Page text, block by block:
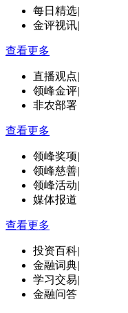
每日精选|
金评视讯|
查看更多
直播观点|
领峰金评|
非农部署
查看更多
领峰奖项|
领峰慈善|
领峰活动|
媒体报道
查看更多
投资百科|
金融词典|
学习交易|
金融问答